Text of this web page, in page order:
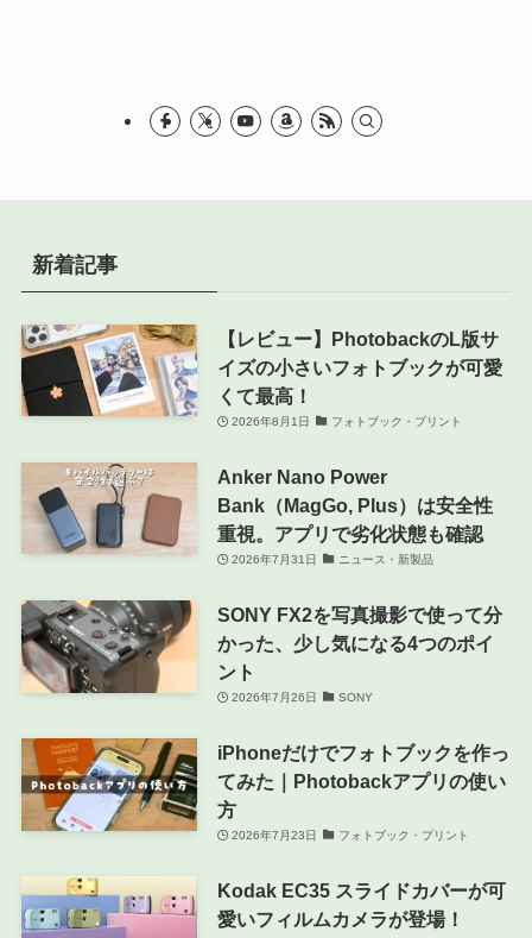
新着記事
【レビュー】PhotobackのL版サ
イズの小さいフォトブックが可愛
くて最高！
2026年8月1日 フォトブック・プリント
Anker Nano Power
Bank（MagGo, Plus）は安全性
重視。アプリで劣化状態も確認
2026年7月31日 ニュース・新製品
SONY FX2を写真撮影で使って分
かった、少し気になる4つのポイ
ント
2026年7月26日 SONY
iPhoneだけでフォトブックを作っ
てみた｜Photobackアプリの使い
方
2026年7月23日 フォトブック・プリント
Kodak EC35 スライドカバーが可
愛いフィルムカメラが登場！